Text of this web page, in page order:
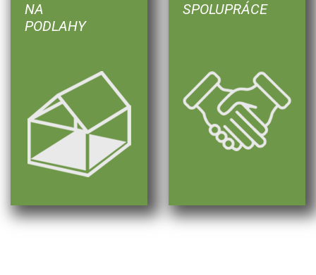
NA
PODLAHY
SPOLUPRÁCE